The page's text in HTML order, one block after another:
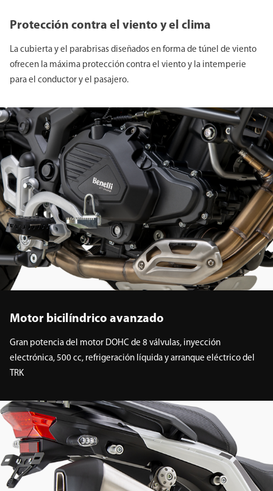
Protección contra el viento y el clima
La cubierta y el parabrisas diseñados en forma de túnel de viento
ofrecen la máxima protección contra el viento y la intemperie
para el conductor y el pasajero.
Motor bicilíndrico avanzado
Gran potencia del motor DOHC de 8 válvulas, inyección
electrónica, 500 cc, refrigeración líquida y arranque eléctrico del
TRK